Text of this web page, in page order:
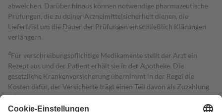
abweichen. Darüber hinaus können notwendige pharmazeutische
Prüfungen, die zu deiner Arzneimittelsicherheit dienen, die
Lieferfrist um die Dauer der Prüfungen einschließlich Klärungen
verlängern.
4Für verschreibungspflichtige Medikamente stellt der Arzt ein
Rezept aus und der Patient erhält sie in der Apotheke. Die
gesetzliche Krankenversicherung übernimmt in der Regel die
Kosten dafür, der Versicherte trägt einen Teil davon als Zuzahlung
mit.
Grundsätzlich leisten Mitglieder Zuzahlungen in Höhe von zehn